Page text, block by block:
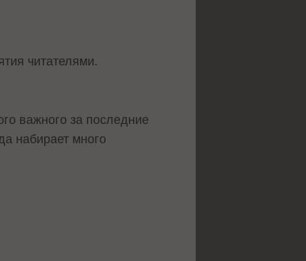
читателями.
важного за последние
набирает много